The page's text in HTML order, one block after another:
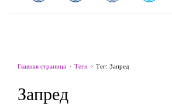
Главная страница Теги Тег: Запред
Запред